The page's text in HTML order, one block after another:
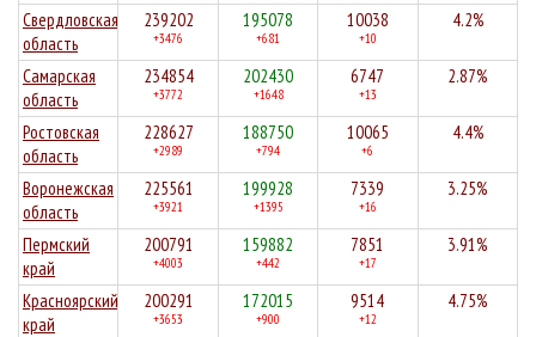
Свердловская
область
239202
+3476
195078
+681
10038
+10
4.2%
Самарская
область
234854
+3772
202430
+1648
6747
+13
2.87%
Ростовская
область
228627
+2989
188750
+794
10065
+6
4.4%
Воронежская
область
225561
+3921
199928
+1395
7339
+16
3.25%
Пермский
край
200791
+4003
159882
+442
7851
+17
3.91%
Красноярский
край
200291
+3653
172015
+900
9514
+12
4.75%